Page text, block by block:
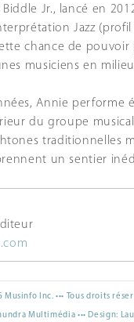
Jr., lancé en
Jazz
chance de pouvoir
musiciens en
Annie performe
du groupe musical
traditionnelles
un sentier
Musinfo Inc. ••• Tous droits
Multimédia ••• Design: